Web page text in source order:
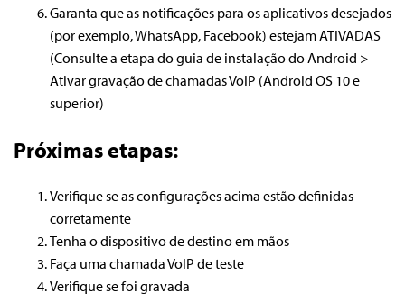
Garanta que as notificações para os aplicativos desejados
(por exemplo, WhatsApp, Facebook) estejam ATIVADAS
(Consulte a etapa do guia de instalação do Android >
Ativar gravação de chamadas VoIP (Android OS 10 e
superior)
Próximas etapas:
Verifique se as configurações acima estão definidas
corretamente
Tenha o dispositivo de destino em mãos
Faça uma chamada VoIP de teste
Verifique se foi gravada